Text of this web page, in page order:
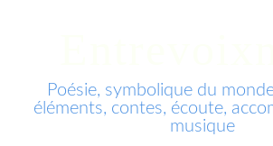
Poésie, symbolique du
éléments, contes, écoute,
musique